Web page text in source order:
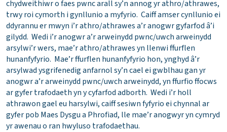
chydweithiwr o faes pwnc arall sy’n annog yr athro/athrawes,
trwy roi cymorth i gynllunio a myfyrio. Caiff amser cynllunio ei
ddyrannu er mwyn i’r athro/athrawes a’r anogwr gyfarfod â’i
gilydd. Wedi i’r anogwr a’r arweinydd pwnc/uwch arweinydd
arsylwi’r wers, mae’r athro/athrawes yn llenwi ffurflen
hunanfyfyrio. Mae’r ffurflen hunanfyfyrio hon, ynghyd â’r
arsylwad ysgrifenedig anfarnol sy’n cael ei gwblhau gan yr
anogwr a’r arweinydd pwnc/uwch arweinydd, yn ffurfio ffocws
ar gyfer trafodaeth yn y cyfarfod adborth. Wedi i’r holl
athrawon gael eu harsylwi, caiff sesiwn fyfyrio ei chynnal ar
gyfer pob Maes Dysgu a Phrofiad, lle mae’r anogwyr yn cymryd
yr awenau o ran hwyluso trafodaethau.